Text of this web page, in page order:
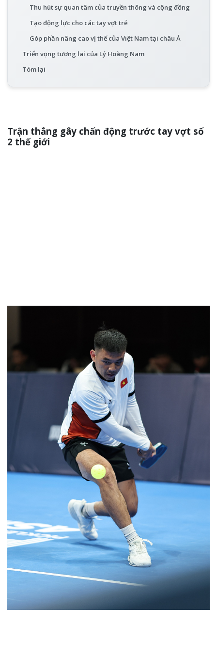
Thu hút sự quan tâm của truyền thông và cộng đồng
Tạo động lực cho các tay vợt trẻ
Góp phần nâng cao vị thế của Việt Nam tại châu Á
Triển vọng tương lai của Lý Hoàng Nam
Tóm lại
Trận thắng gây chấn động trước tay vợt số
2 thế giới